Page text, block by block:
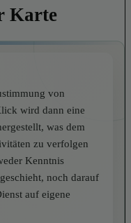
Karte
von
wird dann eine
was dem
zu verfolgen
Kenntnis
noch darauf
auf eigene